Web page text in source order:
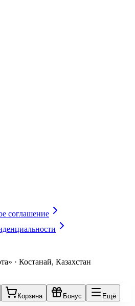
соглашение
· Костанай, Казахстан
Корзина Бонус Ещё